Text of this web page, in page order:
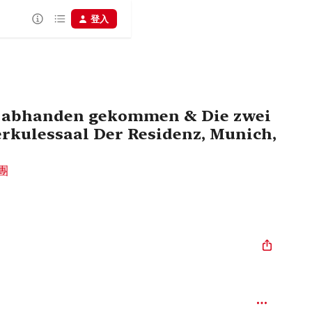
登入
gekommen & Die zwei
Der Residenz, Munich,